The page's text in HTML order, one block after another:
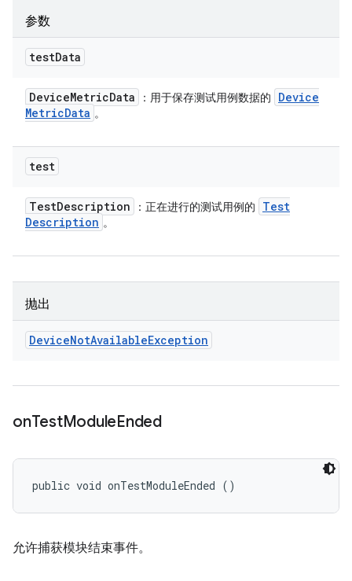
参数
testData
DeviceMetricData ：用于保存测试用例数据的
Device
MetricData 。
test
TestDescription ：正在进行的测试用例的
Test
Description 。
抛出
DeviceNotAvailableException
onTestModuleEnded
public void onTestModuleEnded ()
允许捕获模块结束事件。